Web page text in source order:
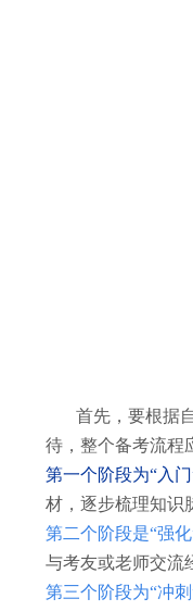
首先，要根据自
待，整个备考流程
第一个阶段为“入
材，逐步梳理知识
第二个阶段是“强
与考友或老师交流
第三个阶段为“冲